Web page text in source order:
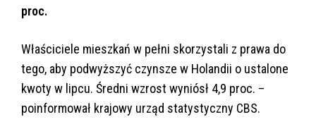
proc.
Właściciele mieszkań w pełni skorzystali z prawa do
tego, aby podwyższyć czynsze w Holandii o ustalone
kwoty w lipcu. Średni wzrost wyniósł 4,9 proc. –
poinformował krajowy urząd statystyczny CBS.